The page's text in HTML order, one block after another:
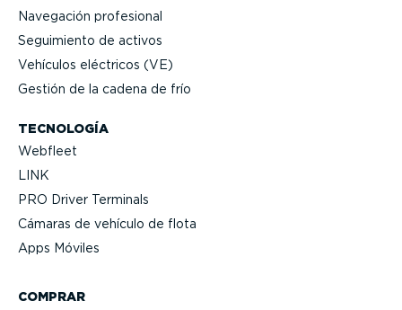
Navegación profesional
Seguimiento de activos
Vehículos eléctricos (VE)
Gestión de la cadena de frío
TECNOLOGÍA
Webfleet
LINK
PRO Driver Terminals
Cámaras de vehículo de flota
Apps Móviles
COMPRAR